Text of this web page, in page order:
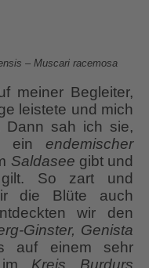
– Muscari racemosa
meiner Begleiter,
leistete und mich
Dann sah ich sie,
ein endemischer
Saldasee gibt und
So zart und
die Blüte auch
wir den
Ginster, Genista
auf einem sehr
im Kreis Burdurs